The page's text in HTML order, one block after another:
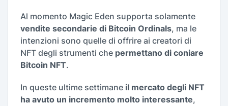
Al momento Magic Eden supporta solamente
vendite secondarie di Bitcoin Ordinals, ma le
intenzioni sono quelle di offrire ai creatori di
NFT degli strumenti che permettano di coniare
Bitcoin NFT.
In queste ultime settimane il mercato degli NFT
ha avuto un incremento molto interessante,